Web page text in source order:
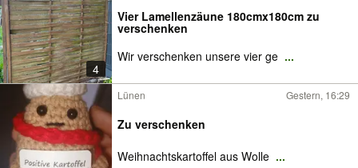
4
Vier Lamellenzäune 180cmx180cm zu
verschenken
Wir verschenken unsere vier ge ...
Lünen Gestern, 16:29
Zu verschenken
Weihnachtskartoffel aus Wolle ...